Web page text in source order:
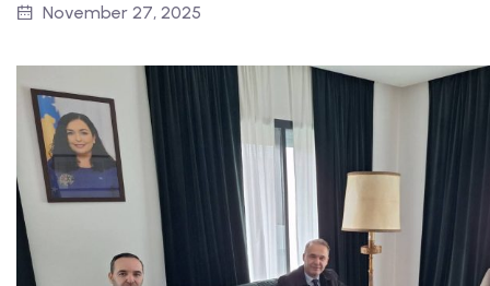
November 27, 2025